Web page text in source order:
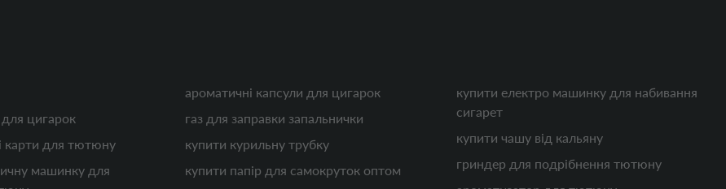
цигарок
карти для тютюну
машинку для
ароматичні капсули для цигарок
газ для заправки запальнички
купити курильну трубку
купити папір для самокруток оптом
купити електро машинку для набивання
сигарет
купити чашу від кальяну
гриндер для подрібнення тютюну